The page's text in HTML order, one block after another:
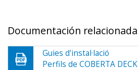
Documentación relacionada
Guies d'instal·lació
Perfils de COBERTA DECK